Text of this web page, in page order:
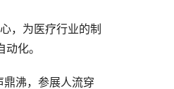
，为医疗行业的制
化。
沸，参展人流穿